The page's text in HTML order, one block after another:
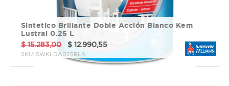
Sintetico Brillante Doble Acción Blanco Kem
Lustral 0.25 L
$15.283,00 $ 12.990,55
SKU: SWKLDA025BLA